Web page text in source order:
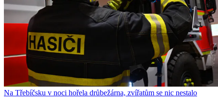
Na Třebíčsku v noci hořela drůbežárna, zvířatům se nic nestalo